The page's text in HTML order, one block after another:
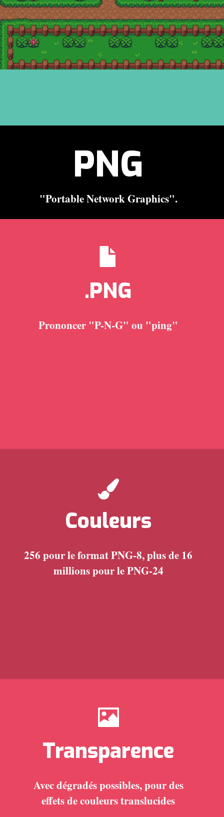
PNG
"Portable Network Graphics".
.PNG
Prononcer "P-N-G" ou "ping"
Couleurs
256 pour le format PNG-8, plus de 16
millions pour le PNG-24
Transparence
Avec dégradés possibles, pour des
effets de couleurs translucides